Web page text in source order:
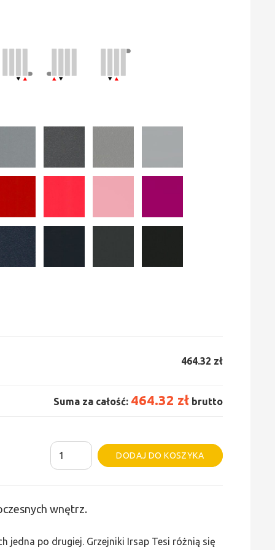
464.32 zł
Suma za całość: 464.32 zł brutto
ilość
Grzejnik
DODAJ DO KOSZYKA
Alternative:
wnętrz.
jedna po drugiej. Grzejniki Irsap Tesi różnią się